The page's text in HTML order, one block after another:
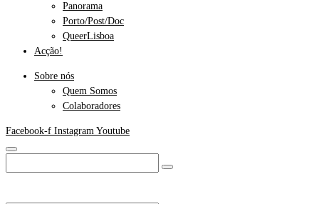
Panorama
Porto/Post/Doc
QueerLisboa
Acção!
Sobre nós
Quem Somos
Colaboradores
Facebook-f Instagram Youtube